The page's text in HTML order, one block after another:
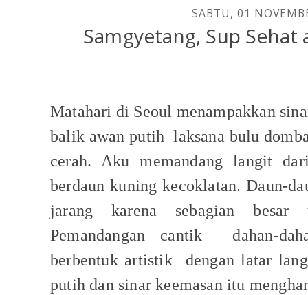
SABTU, 01
Samgyetang, Sup Sehat
Matahari di Seoul menampakkan
balik awan putih laksana bulu
cerah. Aku memandang langit
berdaun kuning kecoklatan. Daun-
jarang karena sebagian
Pemandangan cantik
dahan-
berbentuk artistik
dengan latar
putih dan sinar keemasan itu